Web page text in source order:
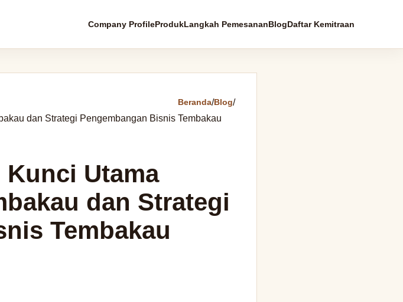
Company ProfileProdukLangkah PemesananBlogDaftar Kemitraan
Beranda/Blog/
dan Strategi Pengembangan Bisnis Tembakau
Utama
dan Strategi
Tembakau